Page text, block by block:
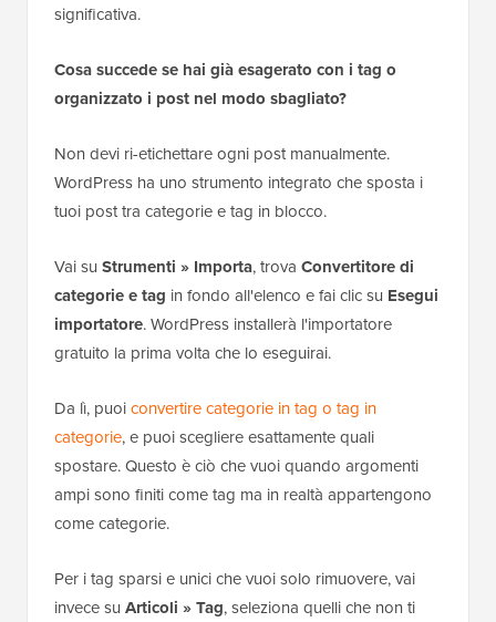
significativa.
Cosa succede se hai già esagerato con i tag o
organizzato i post nel modo sbagliato?
Non devi ri-etichettare ogni post manualmente.
WordPress ha uno strumento integrato che sposta i
tuoi post tra categorie e tag in blocco.
Vai su Strumenti » Importa, trova Convertitore di
categorie e tag in fondo all'elenco e fai clic su Esegui
importatore. WordPress installerà l'importatore
gratuito la prima volta che lo eseguirai.
Da lì, puoiconvertire categorie in tag o tag in
categorie, e puoi scegliere esattamente quali
spostare. Questo è ciò che vuoi quando argomenti
ampi sono finiti come tag ma in realtà appartengono
come categorie.
Per i tag sparsi e unici che vuoi solo rimuovere, vai
invece su Articoli » Tag, seleziona quelli che non ti